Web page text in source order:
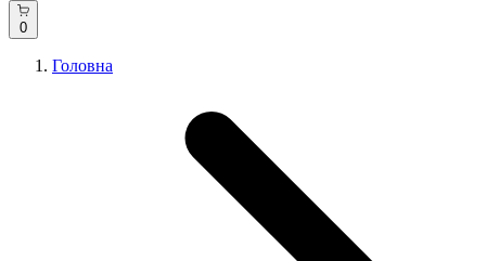
0
Головна